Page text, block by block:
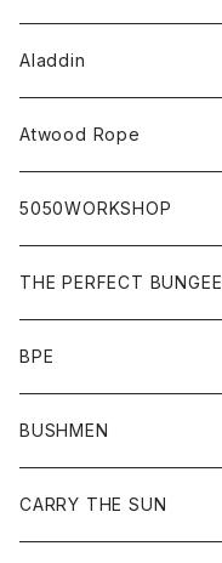
Aladdin
Atwood Rope
5050WORKSHOP
THE PERFECT BUNGEE
BPE
BUSHMEN
CARRY THE SUN